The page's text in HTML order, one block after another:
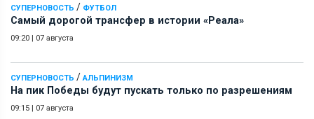
СУПЕРНОВОСТЬ / ФУТБОЛ
Самый дорогой трансфер в истории «Реала»
09:20 | 07 августа
СУПЕРНОВОСТЬ / АЛЬПИНИЗМ
На пик Победы будут пускать только по разрешениям
09:15 | 07 августа